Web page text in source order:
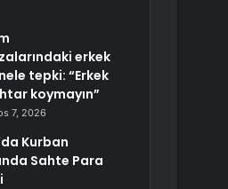
erkek
tepki: “Erkek
koymayın”
7, 2026
Kurban
Sahte Para